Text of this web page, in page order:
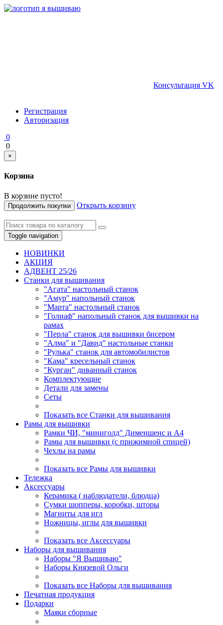
Консультация VK
Регистрация
Авторизация
0
0
×
Корзина
В корзине пусто!
Продолжить покупки Открыть корзину
Toggle navigation
НОВИНКИ
AКЦИЯ
АДВЕНТ 25/26
Станки для вышивания
"Агата" настольный станок
"Амур" напольный станок
"Марта" настольный станок
"Голиаф" напольный станок для вышивки на
рамах
"Перла" станок для вышивки бисером
"Алма" и "Давид" настольные станки
"Рулька" станок для автомобилистов
"Кама" кресельный станок
"Курган" диванный станок
Комплектующие
Детали для замены
Сеты
Показать все Станки для вышивания
Рамы для вышивки
Рамки ЧИ, "миниголд" Дименшенс и А4
Рамы для вышивки (с прижимной спицей)
Чехлы на рамы
Показать все Рамы для вышивки
Тележка
Аксессуары
Керамика ( наблюдатели, блюдца)
Сумки шопперы, коробки, шторы
Магниты для игл
Ножницы, иглы для вышивки
Показать все Аксессуары
Наборы для вышивания
Наборы "Я Вышиваю"
Наборы Князевой Ольги
Показать все Наборы для вышивания
Печатная продукция
Подарки
Маяки сборные